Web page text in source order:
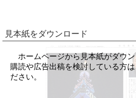
見本紙をダウンロード
ホームページから見本紙がダウ
購読や広告出稿を検討している方
ださい。